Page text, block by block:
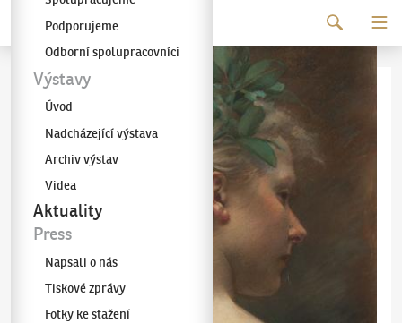
Galerie KODLPodporujeme
Odborní spolupracovníci
Výstavy
Úvod
Nadcházející výstava
Archiv výstav
Videa
Aktuality
Press
Napsali o nás
Tiskové zprávy
Fotky ke stažení